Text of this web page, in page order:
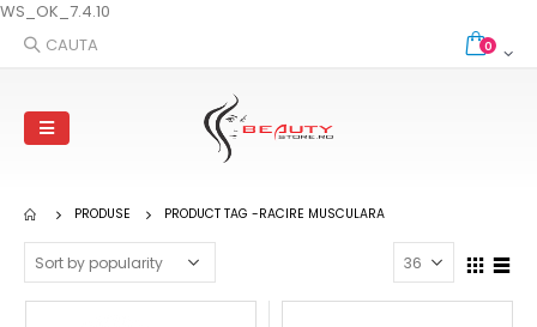
WS_OK_7.4.10
CAUTA
0
PRODUSE PRODUCT TAG -RACIRE MUSCULARA